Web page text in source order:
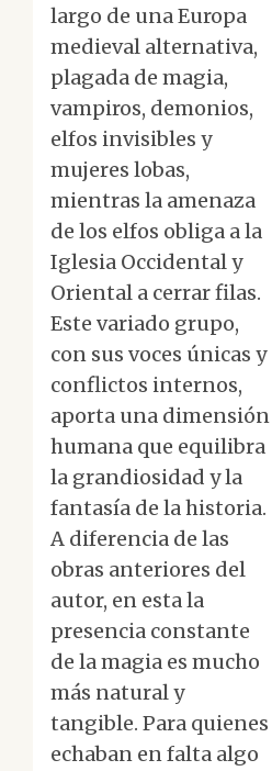
largo de una Europa
medieval alternativa,
plagada de magia,
vampiros, demonios,
elfos invisibles y
mujeres lobas,
mientras la amenaza
de los elfos obliga a la
Iglesia Occidental y
Oriental a cerrar filas.
Este variado grupo,
con sus voces únicas y
conflictos internos,
aporta una dimensión
humana que equilibra
la grandiosidad y la
fantasía de la historia.
A diferencia de las
obras anteriores del
autor, en esta la
presencia constante
de la magia es mucho
más natural y
tangible. Para quienes
echaban en falta algo